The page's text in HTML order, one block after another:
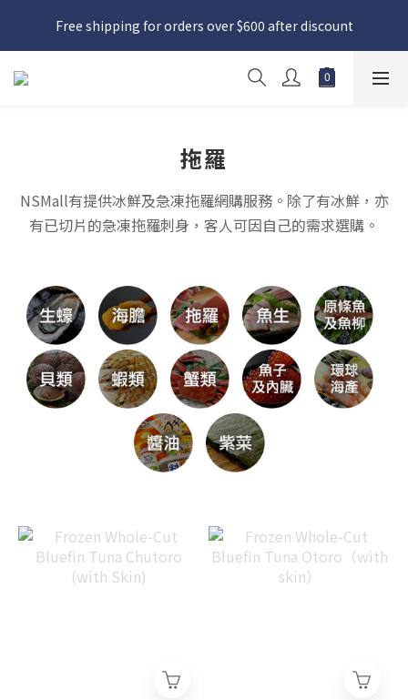
日本接近假期，貨源較不穩定；如想在 8 月 11 日至 8 月 15 日收
貨，請務必於 8 月 10 日前落單
Free shipping for orders over $600 after discount
日本接近假期，貨源較不穩定；如想在 8 月 11 日至 8 月 15 日收
貨，請務必於 8 月 10 日前落單
拖羅
NSMall有提供冰鮮及急凍拖羅網購服務。除了有冰鮮，亦
有已切片的急凍拖羅刺身，客人可因自己的需求選購。